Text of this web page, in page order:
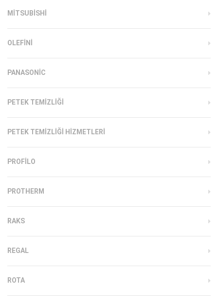
MITSUBISHI
OLEFINI
PANASONIC
PETEK TEMIZLIĞI
PETEK TEMIZLIĞI HIZMETLERI
PROFILO
PROTHERM
RAKS
REGAL
ROTA